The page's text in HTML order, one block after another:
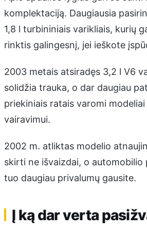
komplektaciją. Daugiausia
1,8 l turbininiais varikliais, kurių
rinktis galingesnį, jei ieškote
2003 metais atsiradęs 3,2 l V6
solidžia trauka, o dar daugiau
priekiniais ratais varomi
vairavimui.
2002 m. atliktas modelio
skirti ne išvaizdai, o automobilio
tuo daugiau privalumų gausite.
Į ką dar verta